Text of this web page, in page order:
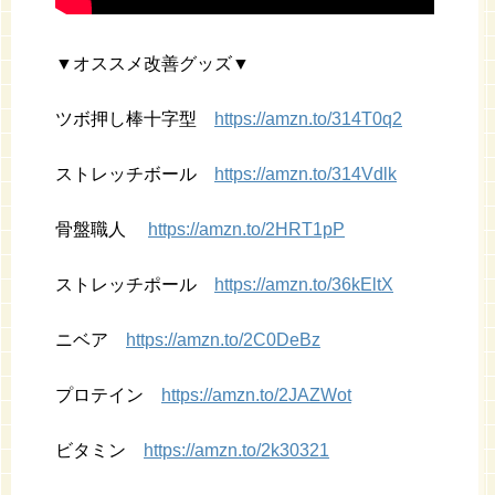
▼オススメ改善グッズ▼
ツボ押し棒十字型 https://amzn.to/314T0q2
ストレッチボール https://amzn.to/314Vdlk
骨盤職人 https://amzn.to/2HRT1pP
ストレッチポール https://amzn.to/36kEltX
ニベア https://amzn.to/2C0DeBz
プロテイン https://amzn.to/2JAZWot
ビタミン https://amzn.to/2k30321